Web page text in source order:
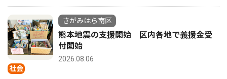
社会
さがみはら南区
熊本地震の支援開始 区内各地で義援金受
付開始
2026.08.06